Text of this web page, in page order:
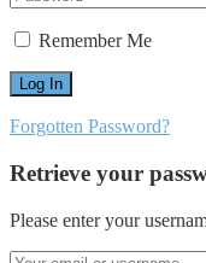
Remember Me
Forgotten Password?
Retrieve your
Please enter your